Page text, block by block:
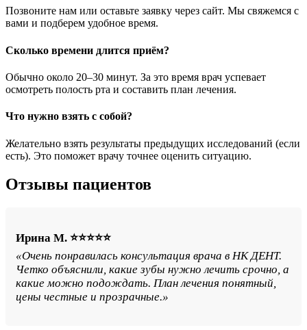
Позвоните нам или оставьте заявку через сайт. Мы свяжемся с
вами и подберем удобное время.
Сколько времени длится приём?
Обычно около 20–30 минут. За это время врач успевает
осмотреть полость рта и составить план лечения.
Что нужно взять с собой?
Желательно взять результаты предыдущих исследований (если
есть). Это поможет врачу точнее оценить ситуацию.
Отзывы пациентов
Ирина М. ⭐⭐⭐⭐⭐
«Очень понравилась консультация врача в НК ДЕНТ.
Четко объяснили, какие зубы нужно лечить срочно, а
какие можно подождать. План лечения понятный,
цены честные и прозрачные.»